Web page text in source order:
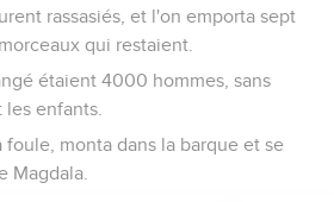
rassasiés, et l'on emporta sept
qui restaient.
étaient 4000 hommes, sans
enfants.
foule, monta dans la barque et se
Magdala.